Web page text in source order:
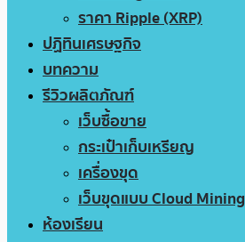
ราคา Ripple (XRP)
ปฏิทินเศรษฐกิจ
บทความ
รีวิวผลิตภัณฑ์
เว็บซื้อขาย
กระเป๋าเก็บเหรียญ
เครื่องขุด
เว็บขุดแบบ Cloud Mining
ห้องเรียน